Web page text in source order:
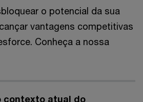
o potencial da sua
vantagens competitivas
Conheça a nossa
contexto atual do